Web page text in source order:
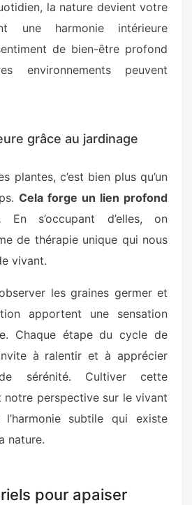
la nature devient votre
une harmonie intérieure
de bien-être profond
environnements peuvent
grâce au jardinage
plantes, c’est bien plus qu’un
Cela forge un lien profond
En s’occupant d’elles, on
de thérapie unique qui nous
vivant.
les graines germer et
apportent une sensation
Chaque étape du cycle de
à ralentir et à apprécier
sérénité. Cultiver cette
notre perspective sur le vivant
subtile qui existe
nature.
pour apaiser